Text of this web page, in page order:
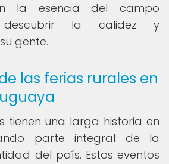
la esencia del campo
la calidez y
gente.
las ferias rurales en
tienen una larga historia en
parte integral de la
del país. Estos eventos